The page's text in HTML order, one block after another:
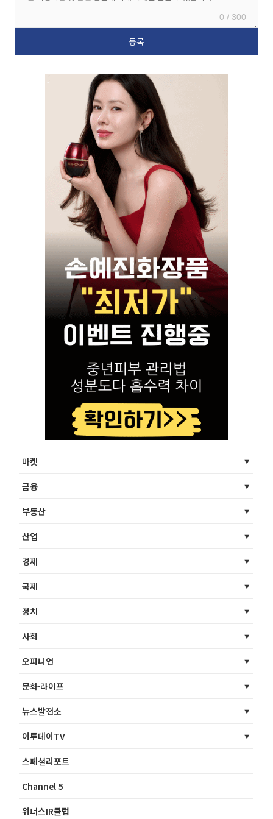
0 / 300
마켓
금융
부동산
산업
경제
국제
정치
사회
오피니언
문화·라이프
뉴스발전소
이투데이TV
스페셜리포트
Channel 5
위너스IR클럽